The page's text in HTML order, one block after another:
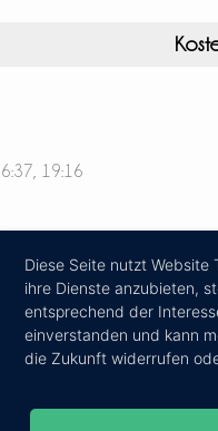
19:16
15:00, 16:00, 17:00,
Diese Seite nutzt Website
ihre Dienste anzubieten,
entsprechend der
einverstanden und kann
die Zukunft widerrufen